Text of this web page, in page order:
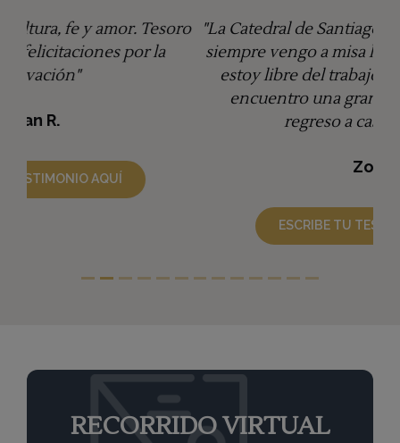
"La Catedral de Santiago de Chile es excelente,
siempre vengo a misa los domingos y cuando
estoy libre del trabajo, adoro al Santísimo,
encuentro una gran paz y tranquilidad,
regreso a casa muy feliz"
ESCRIBE TU TESTIMONIO AQUÍ
RECORRIDO VIRTUAL